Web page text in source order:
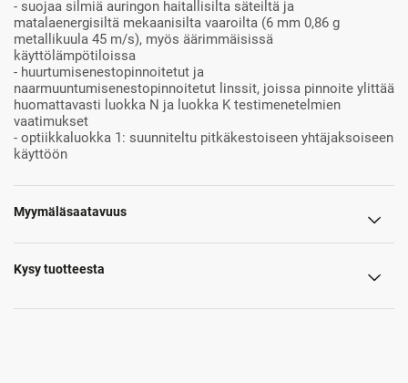
- suojaa silmiä auringon haitallisilta säteiltä ja
matalaenergisiltä mekaanisilta vaaroilta (6 mm 0,86 g
metallikuula 45 m/s), myös äärimmäisissä
käyttölämpötiloissa
- huurtumisenestopinnoitetut ja
naarmuuntumisenestopinnoitetut linssit, joissa pinnoite ylittää
huomattavasti luokka N ja luokka K testimenetelmien
vaatimukset
- optiikkaluokka 1: suunniteltu pitkäkestoiseen yhtäjaksoiseen
käyttöön
Myymäläsaatavuus
Kysy tuotteesta